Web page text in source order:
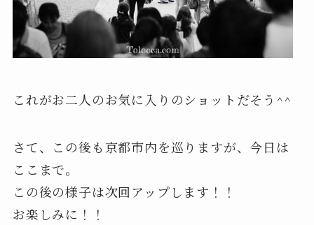
これがお二人のお気に入りのショットだそう^^
さて、この後も京都市内を巡りますが、今日は
ここまで。
この後の様子は次回アップします！！
お楽しみに！！